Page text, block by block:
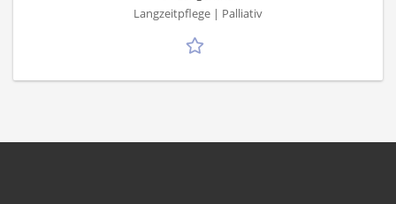
Langzeitpflege | Palliativ